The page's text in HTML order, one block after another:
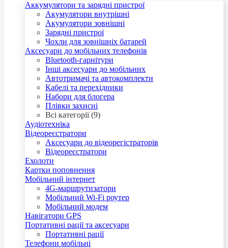
Аккумулятори та зарядні пристрої
Акумулятори внутрішні
Акумулятори зовнішні
Зарядні пристрої
Чохли для зовнішніх батарей
Аксесуари до мобільних телефонів
Bluetooth-гарнітури
Інші аксесуари до мобільних
Автотримачі та автокомплекти
Кабелі та перехідники
Набори для блогера
Плівки захисні
Всі категорії (9)
Аудіотехніка
Відеореєстратори
Аксесуари до відеорегістраторів
Відеореєстратори
Ехолоти
Картки поповнення
Мобільний інтернет
4G-маршрутизатори
Мобільний Wi-Fi роутер
Мобільний модем
Навігатори GPS
Портативні рації та аксесуари
Портативні рації
Телефони мобільні